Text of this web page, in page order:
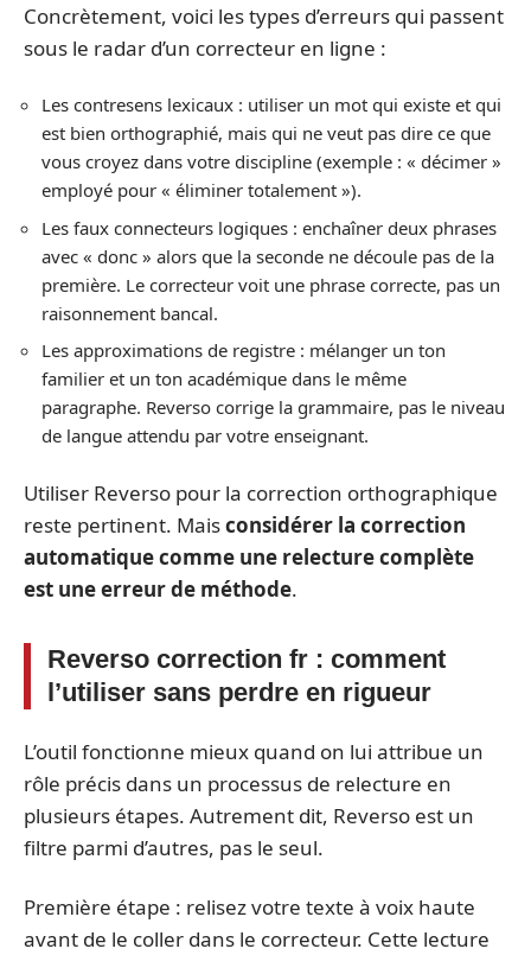
Concrètement, voici les types d’erreurs qui passent
sous le radar d’un correcteur en ligne :
Les contresens lexicaux : utiliser un mot qui existe et qui
est bien orthographié, mais qui ne veut pas dire ce que
vous croyez dans votre discipline (exemple : « décimer »
employé pour « éliminer totalement »).
Les faux connecteurs logiques : enchaîner deux phrases
avec « donc » alors que la seconde ne découle pas de la
première. Le correcteur voit une phrase correcte, pas un
raisonnement bancal.
Les approximations de registre : mélanger un ton
familier et un ton académique dans le même
paragraphe. Reverso corrige la grammaire, pas le niveau
de langue attendu par votre enseignant.
Utiliser Reverso pour la correction orthographique
reste pertinent. Maisconsidérer la correction
automatique comme une relecture complète
est une erreur de méthode.
Reverso correction fr : comment
l’utiliser sans perdre en rigueur
L’outil fonctionne mieux quand on lui attribue un
rôle précis dans un processus de relecture en
plusieurs étapes. Autrement dit, Reverso est un
filtre parmi d’autres, pas le seul.
Première étape : relisez votre texte à voix haute
avant de le coller dans le correcteur. Cette lecture